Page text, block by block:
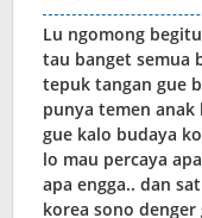
Lu ngomong
tau banget semua
tepuk tangan gue
punya temen
gue kalo budaya
lo mau percaya
apa engga.. dan
korea sono